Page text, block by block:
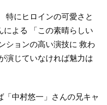
特にヒロインの可愛さと
による
「この素晴らしい
ションの高い演技に 救わ
演じていなければ魅力は
「中村悠一」さんの兄キャ